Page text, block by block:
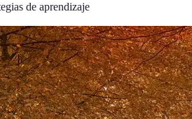
de aprendizaje